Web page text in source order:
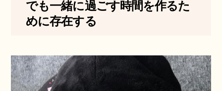
でも一緒に過ごす時間を作るた
めに存在する